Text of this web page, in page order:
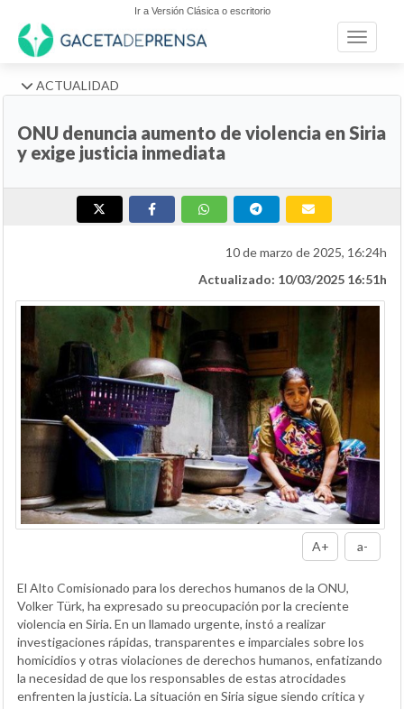
Ir a Versión Clásica o escritorio
Toggle
ACTUALIDAD
ONU denuncia aumento de violencia en Siria
y exige justicia inmediata
10 de marzo de 2025, 16:24h
Actualizado: 10/03/2025 16:51h
A+ a-
El Alto Comisionado para los derechos humanos de la ONU,
Volker Türk, ha expresado su preocupación por la creciente
violencia en Siria. En un llamado urgente, instó a realizar
investigaciones rápidas, transparentes e imparciales sobre los
homicidios y otras violaciones de derechos humanos, enfatizando
la necesidad de que los responsables de estas atrocidades
enfrenten la justicia. La situación en Siria sigue siendo crítica y